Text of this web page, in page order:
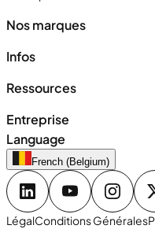
Nos marques
Infos
Ressources
Entreprise
Language
French (Belgium)
LégalConditions Générales